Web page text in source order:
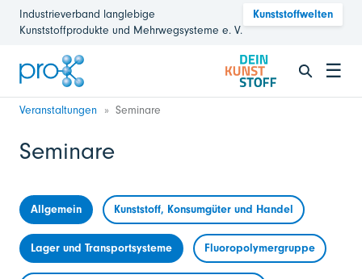
Industrieverband langlebige
Kunststoffprodukte und Mehrwegsysteme e. V.
Kunststoffwelten
☰
Veranstaltungen Seminare
Seminare
Allgemein Kunststoff, Konsumgüter und Handel
Lager und Transportsysteme Fluoropolymergruppe